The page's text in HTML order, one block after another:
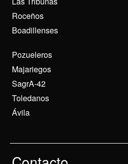
Roceños
Boadillenses
Pozueleros
Majariegos
SagrA-42
Toledanos
Ávila